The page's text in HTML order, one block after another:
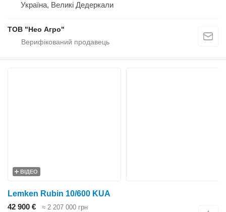
Україна, Великі Дедеркали
ТОВ "Нео Агро"
ВІДЕО
Lemken Rubin 10/600 KUA
42 900 €
≈ 2 207 000 грн